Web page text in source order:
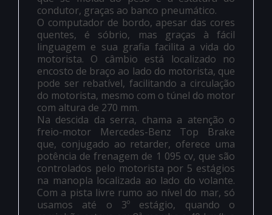
condutor, graças ao banco pneumático.
O computador de bordo, apesar das cores
quentes, é sóbrio, mas graças à fácil
linguagem e sua grafia facilita a vida do
motorista. O câmbio está localizado no
encosto de braço ao lado do motorista, que
pode ser rebatível, facilitando a circulação
do motorista, mesmo com o túnel do motor
com altura de 270 mm.
Na descida da serra, chama a atenção o
freio-motor Mercedes-Benz Top Brake
que, conjugado ao retarder, oferece uma
potência de frenagem de 1 095 cv, que são
controlados pelo motorista por 5 estágios
na manopla localizada ao lado do volante.
Com a pista livre rumo ao nível do mar, só
usamos até o 3º estágio, quando o